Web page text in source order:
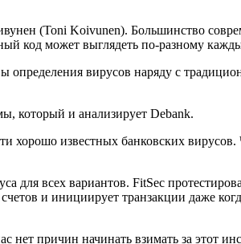
(Toni Koivunen). Большинство
код может выглядеть по-разному
определения вирусов наряду с
который и анализирует Debank.
хорошо известных банковских
для всех вариантов. FitSec
и инициирует транзакции даже
нет причин начинать взимать за этот